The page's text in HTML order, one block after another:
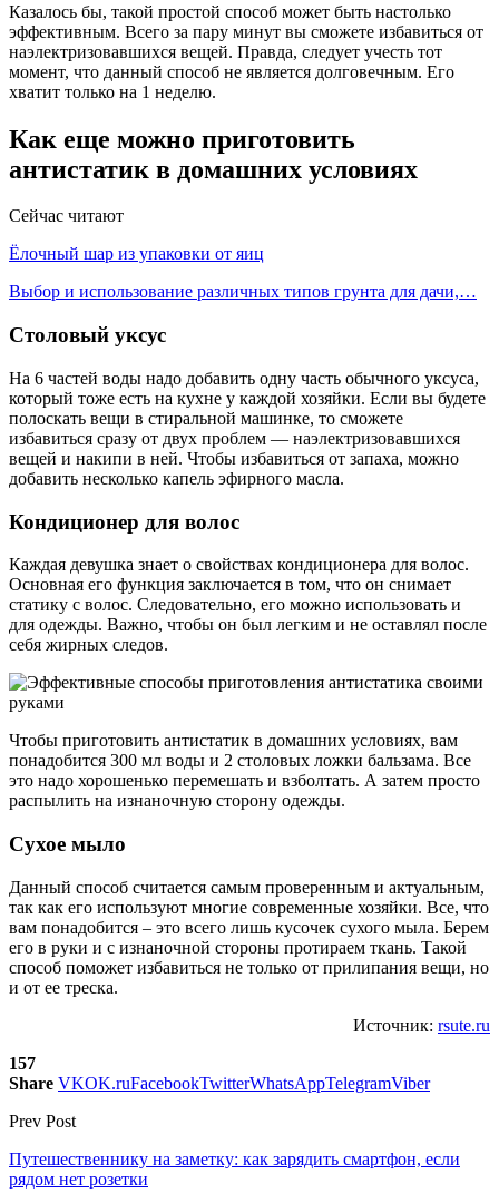
Казалось бы, такой простой способ может быть настолько
эффективным. Всего за пару минут вы сможете избавиться от
наэлектризовавшихся вещей. Правда, следует учесть тот
момент, что данный способ не является долговечным. Его
хватит только на 1 неделю.
Как еще можно приготовить
антистатик в домашних условиях
Сейчас читают
Ёлочный шар из упаковки от яиц
Выбор и использование различных типов грунта для дачи,…
Столовый уксус
На 6 частей воды надо добавить одну часть обычного уксуса,
который тоже есть на кухне у каждой хозяйки. Если вы будете
полоскать вещи в стиральной машинке, то сможете
избавиться сразу от двух проблем — наэлектризовавшихся
вещей и накипи в ней. Чтобы избавиться от запаха, можно
добавить несколько капель эфирного масла.
Кондиционер для волос
Каждая девушка знает о свойствах кондиционера для волос.
Основная его функция заключается в том, что он снимает
статику с волос. Следовательно, его можно использовать и
для одежды. Важно, чтобы он был легким и не оставлял после
себя жирных следов.
Чтобы приготовить антистатик в домашних условиях, вам
понадобится 300 мл воды и 2 столовых ложки бальзама. Все
это надо хорошенько перемешать и взболтать. А затем просто
распылить на изнаночную сторону одежды.
Сухое мыло
Данный способ считается самым проверенным и актуальным,
так как его используют многие современные хозяйки. Все, что
вам понадобится – это всего лишь кусочек сухого мыла. Берем
его в руки и с изнаночной стороны протираем ткань. Такой
способ поможет избавиться не только от прилипания вещи, но
и от ее треска.
Источник: rsute.ru
157
Share VKOK.ruFacebookTwitterWhatsAppTelegramViber
Prev Post
Путешественнику на заметку: как зарядить смартфон, если
рядом нет розетки